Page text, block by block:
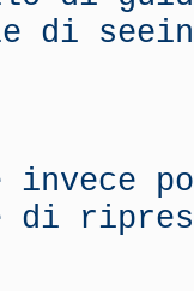
di
di